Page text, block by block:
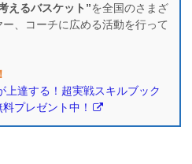
えるバスケット”を全国のさまざ
ー、コーチに広める活動を行って
上達する！超実戦スキルブック
プレゼント中！